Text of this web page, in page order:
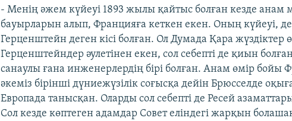
- Менің әжем күйеуі 1893 жылы қайтыс болған кезде анам
бауырларын алып, Францияға кеткен екен. Оның күйеуі,
Герценштейн деген кісі болған. Ол Думада Қара жүздіктер
Герценштейндер әулетінен екен, сол себепті де қиын
санаулы ғана инженерлердің бірі болған. Анам өмір бойы
әкеміз бірінші дүниежүзілік соғысқа дейін Брюсселде
Европада танысқан. Оларды сол себепті де Ресей
Сол кезде көптеген адамдар Совет еліндегі жарқын